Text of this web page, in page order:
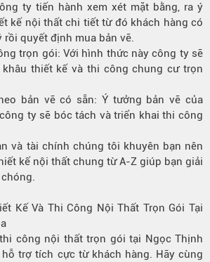
ty tiến hành xem xét mặt bằng, ra ý
kế nội thất chi tiết từ đó khách hàng có
rồi quyết định mua bản vẽ.
trọn gói: Với hình thức này công ty sẽ
thiết kế và thi công chung cư trọn
bản vẽ có sẵn: Ý tưởng bản vẽ của
ty sẽ bóc tách và triển khai thi công
và tài chính chúng tôi khuyên bạn nên
kế nội thất chung từ A-Z giúp bạn giải
Kế Và Thi Công Nội Thất Trọn Gói Tại
công nội thất trọn gói tại Ngọc Thịnh
trợ tích cực từ khách hàng. Hãy cùng